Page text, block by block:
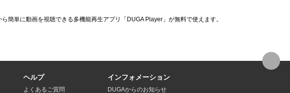
単に動画を視聴できる多機能再生アプリ「DUGA Player」が無料で使えます。
ヘルプ
よくあるご質問
インフォメーション
DUGAからのお知らせ